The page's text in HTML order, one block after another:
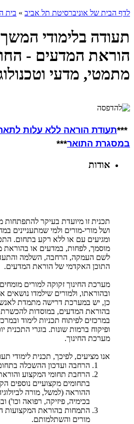
לדף הבית של אוניברסיטת תל אביב » בית
תעודה בלימודי
הוראת המדעים -
מתמטי, מדעי
***תעודת הוראה ללא עלות
במסגרת התואר***
אודות
תכנית זו מיועדת בעיקר להתפתחות
ושל מורי-מורים ולמי שמתעניינים
ומגיעים עם או ללא רקע בתחום.
מוסמך, לפחות, במדעים או בהוראת
לשם העמקה, הרחבה, השלמה
התוכן האקדמי של הוראת המדעים.
מערכת החינוך זקוקה למורים
ובהוראתו, ולמורים שילמדו נושאים
כן, יש במערכת דרישה מתמדת
בהוראת המדעים, במוסדות
במרכזים לפיתוח תכניות לימוד
ופיקוח ברמות שונות. בוגרי התכנית
מערכת החינוך.
אנו מציעים, לפיכך, תכנית לימודי
הרחבה ועדכון ההשכלה
הרחבת תחומי המקצוע
בתחומים מקצועיים נוספים
ההוראה (למשל, מורה
בכימיה, פיזיקה, רפואה וכו')
התמחות בהוראת המקצועות
מורים והשתלמותם.